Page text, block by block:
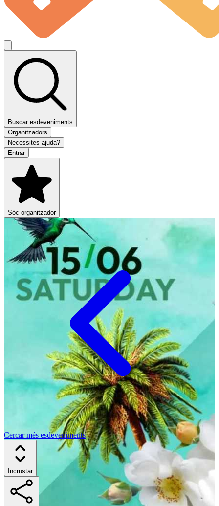
Buscar esdeveniments
Organitzadors
Necessites ajuda?
Entrar
Sóc organitzador
Cercar més esdeveniments
Incrustar